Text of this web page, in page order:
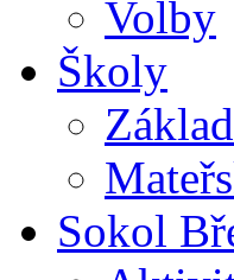
Volby
Školy
Sokol